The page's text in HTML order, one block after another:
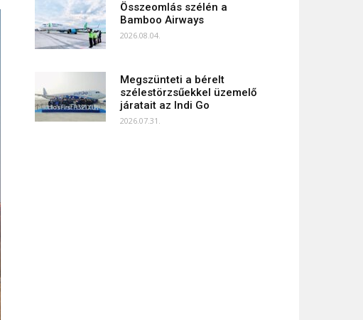
Összeomlás szélén a
Bamboo Airways
2026.08.04.
Megszünteti a bérelt
szélestörzsűekkel üzemelő
járatait az Indi Go
2026.07.31.